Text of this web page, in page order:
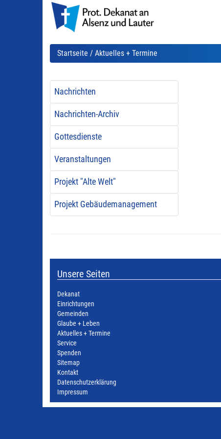
Startseite / Aktuelles + Termine
Nachrichten
Nachrichten-Archiv
Gottesdienste
Veranstaltungen
Projekt "Alte Welt"
Projekt Gebäudemanagement
Unsere Seiten
Dekanat
Einrichtungen
Gemeinden
Glaube + Leben
Aktuelles + Termine
Service
Spenden
Sitemap
Kontakt
Datenschutzerklärung
Impressum